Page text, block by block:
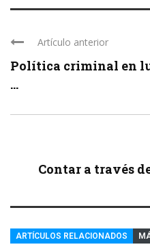
Artículo anterior
Política criminal en
...
Contar a través
ARTÍCULOS RELACIONADOS